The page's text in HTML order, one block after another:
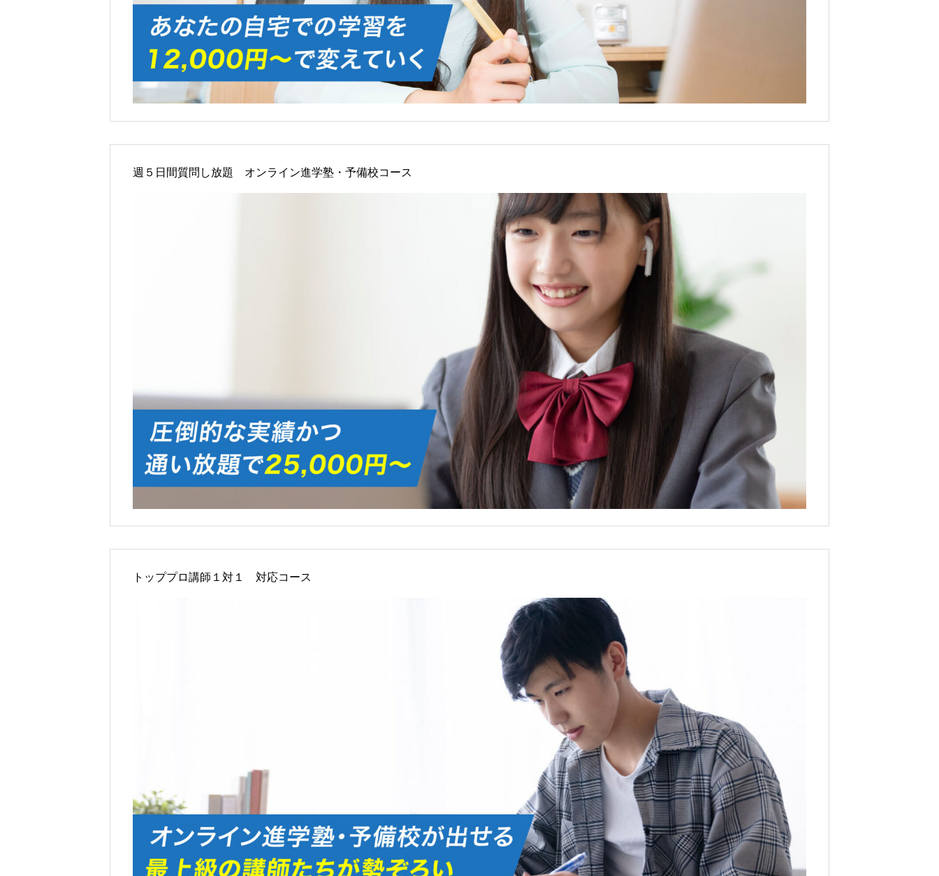
ごあいさつ
ブログ
週５日間質問し放題 オンライン進学塾・予備校コース
トッププロ講師１対１ 対応コース